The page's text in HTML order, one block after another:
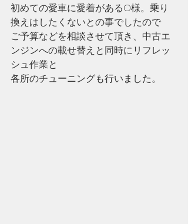
初めての愛車に愛着があるO様。乗り
換えはしたくないとの事でしたので
ご予算などを相談させて頂き、中古エ
ンジンへの載せ替えと同時にリフレッ
シュ作業と
各所のチューニングも行いました。